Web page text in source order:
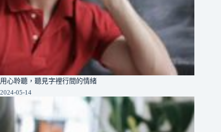
用心聆聽，聽見字裡行間的情緒
2024-05-14